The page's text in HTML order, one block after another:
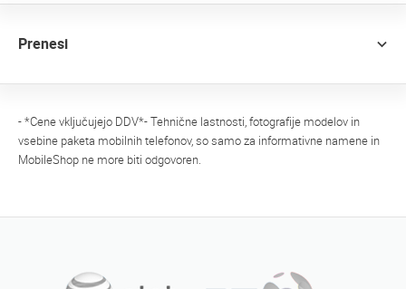
Prenesi
- *Cene vključujejo DDV*- Tehnične lastnosti, fotografije modelov in
vsebine paketa mobilnih telefonov, so samo za informativne namene in
MobileShop ne more biti odgovoren.